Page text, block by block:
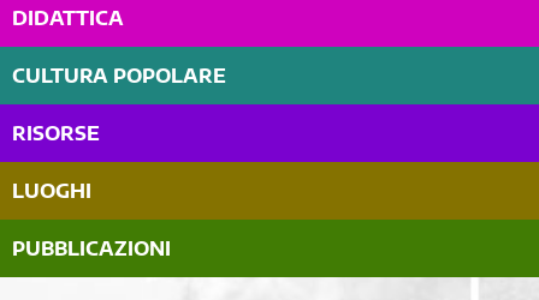
DIDATTICA
CULTURA POPOLARE
RISORSE
LUOGHI
PUBBLICAZIONI